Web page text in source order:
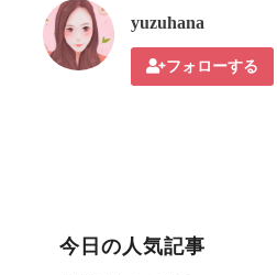
yuzuhana
フォローする
今日の人気記事